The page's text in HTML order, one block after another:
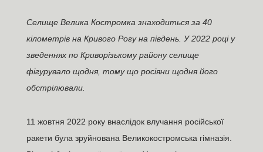
Селище Велика Костромка знаходиться за 40
кілометрів на Кривого Рогу на південь. У 2022 році у
зведеннях по Криворізькому району селище
фігурувало щодня, тому що росіяни щодня його
обстрілювали.
11 жовтня 2022 року внаслідок влучання російської
ракети була зруйнована Великокостромська гімназія.